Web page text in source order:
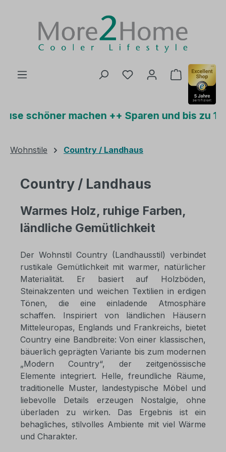
Du hast 0 Produkte
machen ++ Sparen und bis zu 15% Plus-
Wohnstile Country / Landhaus
Country / Landhaus
Warmes Holz, ruhige Farben,
ländliche Gemütlichkeit
Der Wohnstil Country (Landhausstil) verbindet
rustikale Gemütlichkeit mit warmer, natürlicher
Materialität. Er basiert auf Holzböden,
Steinakzenten und weichen Textilien in erdigen
Tönen, die eine einladende Atmosphäre
schaffen. Inspiriert von ländlichen Häusern
Mitteleuropas, Englands und Frankreichs, bietet
Country eine Bandbreite: Von einer klassischen,
bäuerlich geprägten Variante bis zum modernen
„Modern Country“, der zeitgenössische
Elemente integriert. Helle, freundliche Räume,
traditionelle Muster, landestypische Möbel und
liebevolle Details erzeugen Nostalgie, ohne
überladen zu wirken. Das Ergebnis ist ein
behagliches, stilvolles Ambiente mit viel Wärme
und Charakter.